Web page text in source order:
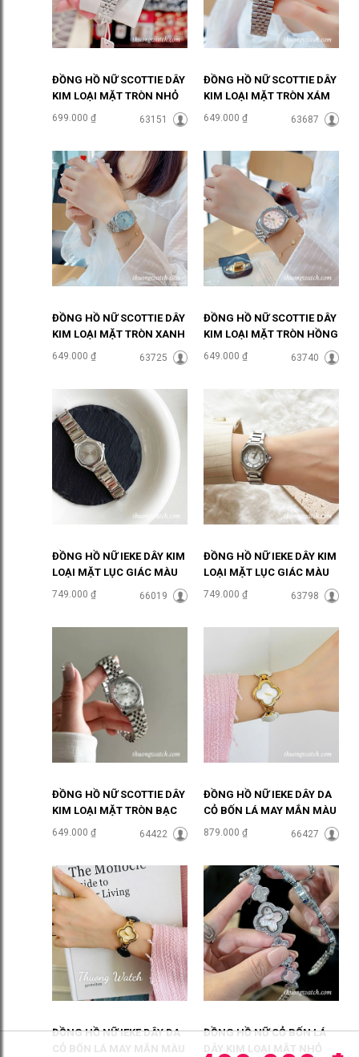
ĐỒNG HỒ NỮ SCOTTIE DÂY
KIM LOẠI MẶT TRÒN NHỎ
ĐÍNH ĐÁ ĐHĐ48601
699.000 ₫ 63151
ĐỒNG HỒ NỮ SCOTTIE DÂY
KIM LOẠI MẶT TRÒN XÁM
THỜI THƯỢNG ĐHĐ48302
649.000 ₫ 63687
ĐỒNG HỒ NỮ SCOTTIE DÂY
KIM LOẠI MẶT TRÒN XANH
NGỌC ĐHĐ48303
649.000 ₫ 63725
ĐỒNG HỒ NỮ SCOTTIE DÂY
KIM LOẠI MẶT TRÒN HỒNG
PASTEL ĐHĐ48301
649.000 ₫ 63740
ĐỒNG HỒ NỮ IEKE DÂY KIM
LOẠI MẶT LỤC GIÁC MÀU
XÁM ĐHĐ48502
749.000 ₫ 66019
ĐỒNG HỒ NỮ IEKE DÂY KIM
LOẠI MẶT LỤC GIÁC MÀU
TRẮNG ĐHĐ48501
749.000 ₫ 63798
ĐỒNG HỒ NỮ SCOTTIE DÂY
KIM LOẠI MẶT TRÒN BẠC
SANG CHẢNH ĐHĐ46905
649.000 ₫ 64422
ĐỒNG HỒ NỮ IEKE DÂY DA
CỎ BỐN LÁ MAY MẮN MÀU
TRẮNG ĐHĐ48702
879.000 ₫ 66427
ĐỒNG HỒ NỮ IEKE DÂY DA
CỎ BỐN LÁ MAY MẮN MÀU
ĐỒNG HỒ NỮ CỎ BỐN LÁ
DÂY KIM LOẠI MẶT NHỎ